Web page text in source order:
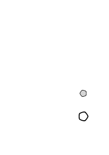
Intro
Content